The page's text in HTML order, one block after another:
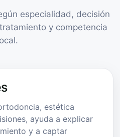
especialidad, decisión
y competencia
estética
ayuda a explicar
y a captar